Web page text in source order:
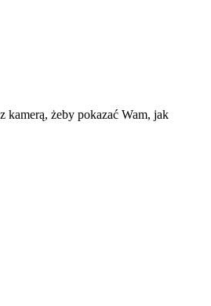
kamerą, żeby pokazać Wam, jak